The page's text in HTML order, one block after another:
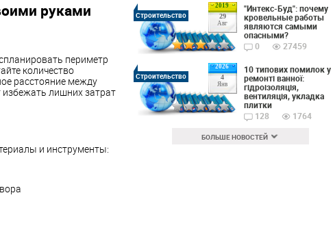
руками
периметр
количество
расстояние между
лишних затрат
и инструменты:
2019
29
Авг
Строительство
"Интекс-Буд": почему
кровельные работы
являются самыми
опасными?
0
27459
2026
4
Янв
Строительство
10 типових помилок у
ремонті ванної:
гідроізоляція,
вентиляція, укладка
плитки
128
1764
БОЛЬШЕ НОВОСТЕЙ